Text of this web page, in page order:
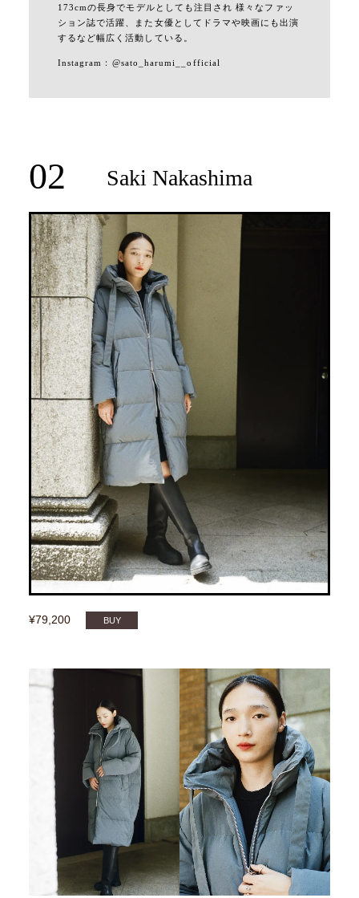
173cmの長身でモデルとしても注目され 様々なファッ
ション誌で活躍、また女優としてドラマや映画にも出演
するなど幅広く活動している。
Instagram： @sato_harumi__official
02 Saki Nakashima
¥79,200 BUY